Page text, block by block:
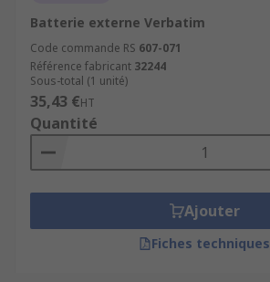
Batterie externe Verbatim
Code commande RS 607-071
Référence fabricant 32244
Sous-total (1 unité)
35,43 €HT
Quantité
Ajouter
Fiches techniques